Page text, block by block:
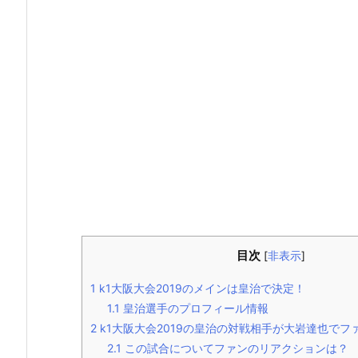
目次 [非表示]
1 k1大阪大会2019のメインは皇治で決定！
1.1 皇治選手のプロフィール情報
2 k1大阪大会2019の皇治の対戦相手が大岩達也でフ
2.1 この試合についてファンのリアクションは？